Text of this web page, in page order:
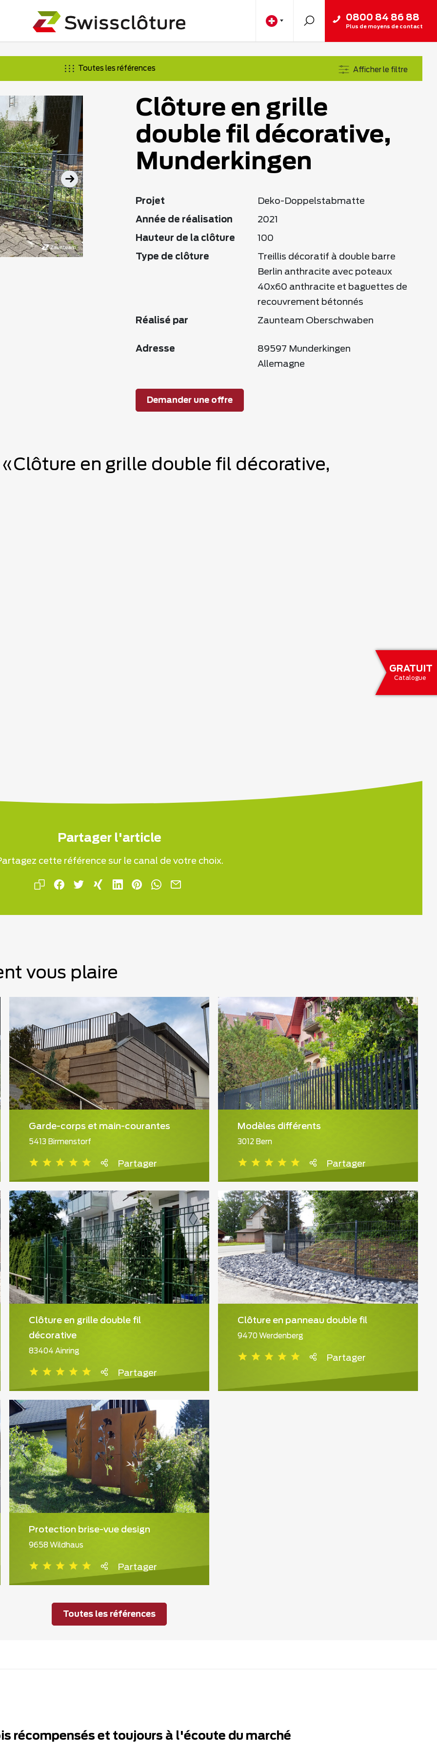
GRATUIT
Catalogue
0800 84 86 88
Plus de moyens de contact
Toutes les références Afficher le filtre
Clôture en grille
double fil décorative,
Munderkingen
Projet Deko-Doppelstabmatte
Année de réalisation 2021
Hauteur de la clôture 100
Type de clôture
Treillis décoratif à double barre
Berlin anthracite avec poteaux
40x60 anthracite et baguettes de
recouvrement bétonnés
Réalisé par Zaunteam Oberschwaben
Adresse
89597 Munderkingen
Allemagne
Demander une offre
en grille double fil décorative,
Partager l'article
cette référence sur le canal de votre choix.
vous plaire
Garde-corps et main-courantes
5413 Birmenstorf
Partager
Modèles différents
3012 Bern
Partager
Clôture en grille double fil
décorative
83404 Ainring
Partager
Clôture en panneau double fil
9470 Werdenberg
Partager
Protection brise-vue design
9658 Wildhaus
Partager
Toutes les références
récompensés et toujours à l'écoute du marché